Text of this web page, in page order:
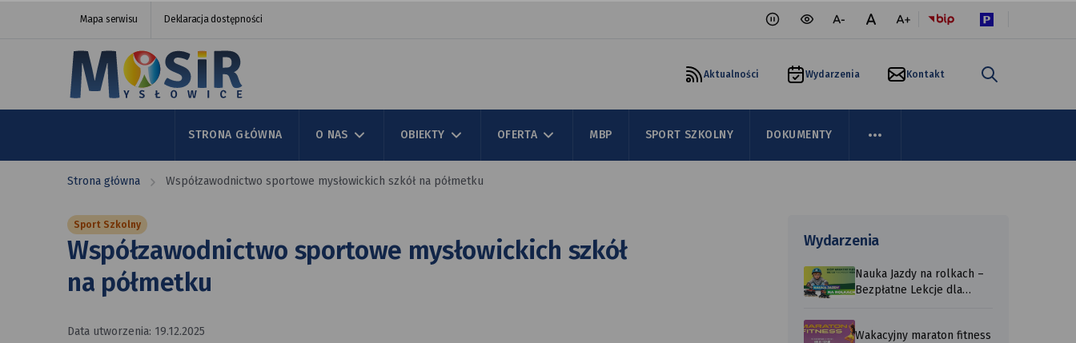
przejdź do nawigacji strony
przejdź do treści strony
przejdź do stopki strony
Współzawodnictwo
sportowe
mysłowickich
szkół
Mapa serwisu Deklaracja dostępności wersja kontrastowa portalu
mniejsza czcionka
normalna czcionka
większa czcionka
Aktualności Wydarzenia Kontakt
STRONA GŁÓWNA O NAS OBIEKTY OFERTA MBP SPORT SZKOLNY DOKUMENTY
Strona główna Współzawodnictwo sportowe mysłowickich szkół na półmetku
Sport Szkolny
Współzawodnictwo sportowe mysłowickich szkół
na półmetku
Data utworzenia: 19.12.2025
Wydarzenia
Nauka Jazdy na rolkach –
Bezpłatne Lekcje dla
Wakacyjny maraton fitness